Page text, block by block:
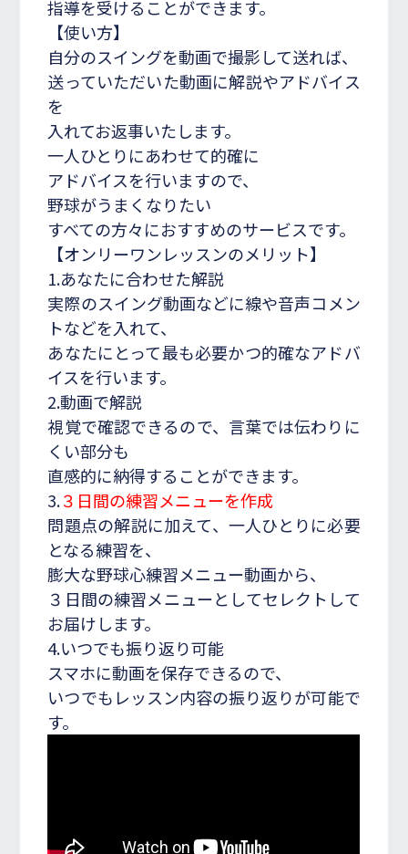
指導を受けることができます。
【使い方】
自分のスイングを動画で撮影して送れば、
送っていただいた動画に解説やアドバイス
を
入れてお返事いたします。
一人ひとりにあわせて的確に
アドバイスを行いますので、
野球がうまくなりたい
すべての方々におすすめのサービスです。
【オンリーワンレッスンのメリット】
1.あなたに合わせた解説
実際のスイング動画などに線や音声コメン
トなどを入れて、
あなたにとって最も必要かつ的確なアドバ
イスを行います。
2.動画で解説
視覚で確認できるので、言葉では伝わりに
くい部分も
直感的に納得することができます。
3.３日間の練習メニューを作成
問題点の解説に加えて、一人ひとりに必要
となる練習を、
膨大な野球心練習メニュー動画から、
３日間の練習メニューとしてセレクトして
お届けします。
4.いつでも振り返り可能
スマホに動画を保存できるので、
いつでもレッスン内容の振り返りが可能で
す。